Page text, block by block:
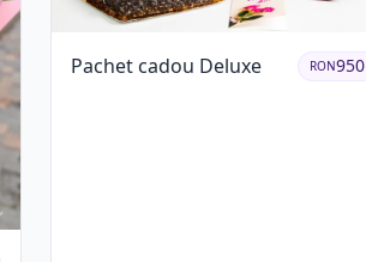
Pachet cadou Deluxe RON950